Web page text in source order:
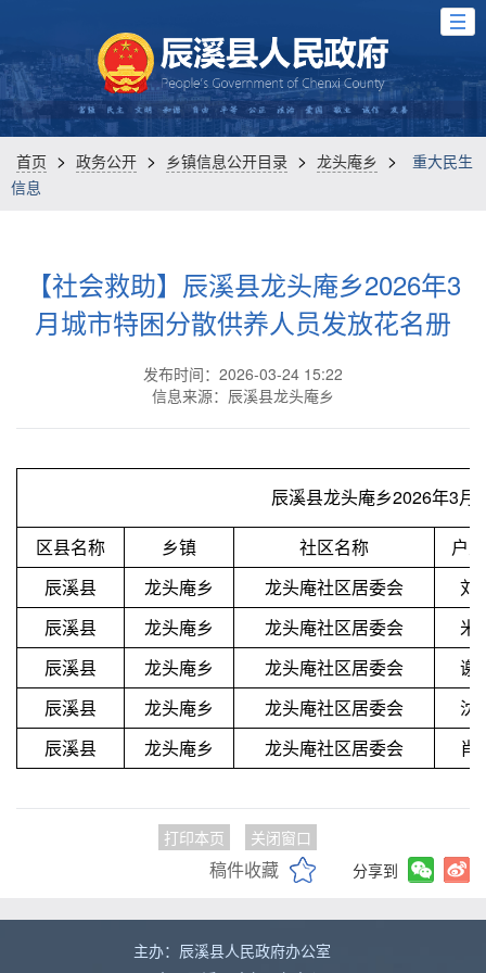
首页 > 政务公开 > 乡镇信息公开目录 > 龙头庵乡 >
重大民生
信息
【社会救助】辰溪县龙头庵乡2026年3
月城市特困分散供养人员发放花名册
发布时间：2026-03-24 15:22
信息来源：辰溪县龙头庵乡
辰溪县龙头庵乡2026年3月
区县名称
乡镇 社区名称
户
辰溪县
龙头庵乡 龙头庵社区居委会
刘
辰溪县
龙头庵乡 龙头庵社区居委会
米
辰溪县
龙头庵乡 龙头庵社区居委会
谢
辰溪县
龙头庵乡 龙头庵社区居委会
沈
辰溪县
龙头庵乡 龙头庵社区居委会 肖
打印本页 关闭窗口
稿件收藏 分享到
主办：辰溪县人民政府办公室